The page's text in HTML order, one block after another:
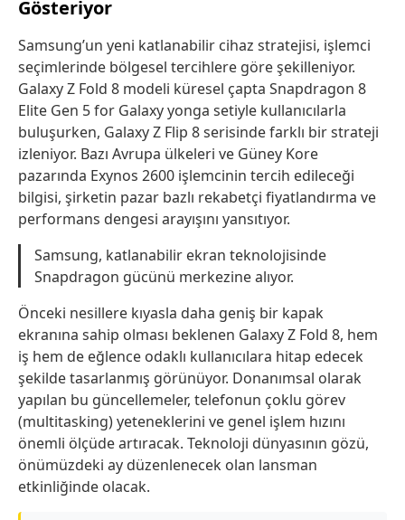
Gösteriyor
Samsung’un yeni katlanabilir cihaz stratejisi, işlemci
seçimlerinde bölgesel tercihlere göre şekilleniyor.
Galaxy Z Fold 8 modeli küresel çapta Snapdragon 8
Elite Gen 5 for Galaxy yonga setiyle kullanıcılarla
buluşurken, Galaxy Z Flip 8 serisinde farklı bir strateji
izleniyor. Bazı Avrupa ülkeleri ve Güney Kore
pazarında Exynos 2600 işlemcinin tercih edileceği
bilgisi, şirketin pazar bazlı rekabetçi fiyatlandırma ve
performans dengesi arayışını yansıtıyor.
Samsung, katlanabilir ekran teknolojisinde
Snapdragon gücünü merkezine alıyor.
Önceki nesillere kıyasla daha geniş bir kapak
ekranına sahip olması beklenen Galaxy Z Fold 8, hem
iş hem de eğlence odaklı kullanıcılara hitap edecek
şekilde tasarlanmış görünüyor. Donanımsal olarak
yapılan bu güncellemeler, telefonun çoklu görev
(multitasking) yeteneklerini ve genel işlem hızını
önemli ölçüde artıracak. Teknoloji dünyasının gözü,
önümüzdeki ay düzenlenecek olan lansman
etkinliğinde olacak.